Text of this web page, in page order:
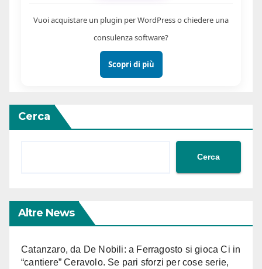
Cerca
Cerca
Altre News
Catanzaro, da De Nobili: a Ferragosto si gioca Ci in
“cantiere” Ceravolo. Se pari sforzi per cose serie,
Vuoi acquistare un plugin per WordPress o chiedere una
consulenza software?
Scopri di più